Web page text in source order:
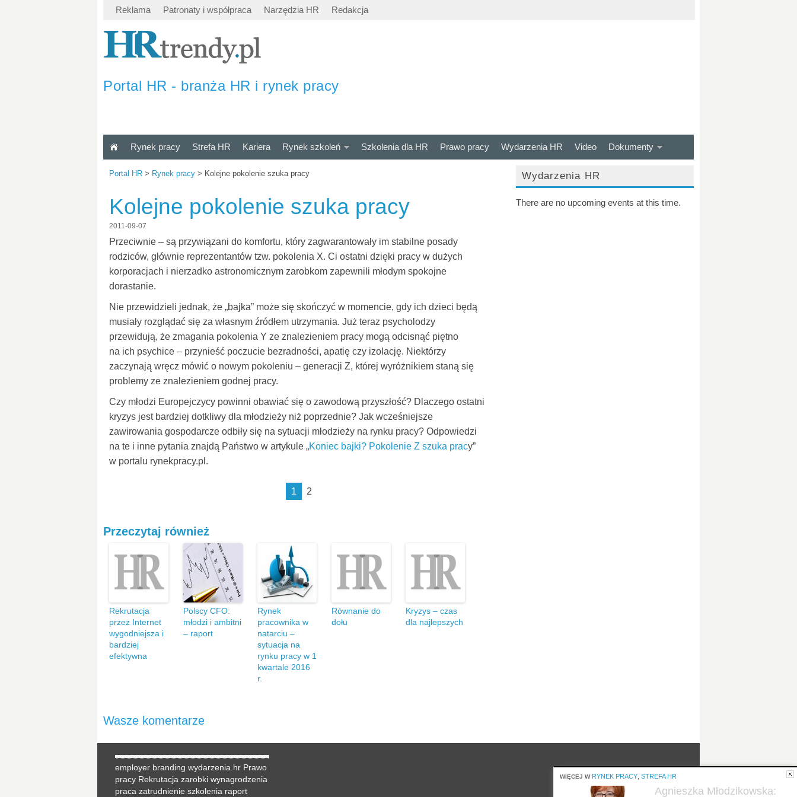
Reklama Patronaty i współpraca Narzędzia HR Redakcja
Portal HR - branża HR i rynek pracy
Rynek pracy Strefa HR Kariera Rynek szkoleń Szkolenia dla HR Prawo pracy Wydarzenia HR Video Dokumenty
Portal HR > Rynek pracy > Kolejne pokolenie szuka pracy
Kolejne pokolenie szuka pracy
2011-09-07
Przeciwnie – są przywiązani do komfortu, który zagwarantowały im stabilne posady
rodziców, głównie reprezentantów tzw. pokolenia X. Ci ostatni dzięki pracy w dużych
korporacjach i nierzadko astronomicznym zarobkom zapewnili młodym spokojne
dorastanie.
Nie przewidzieli jednak, że „bajka” może się skończyć w momencie, gdy ich dzieci będą
musiały rozglądać się za własnym źródłem utrzymania. Już teraz psycholodzy
przewidują, że zmagania pokolenia Y ze znalezieniem pracy mogą odcisnąć piętno
na ich psychice – przynieść poczucie bezradności, apatię czy izolację. Niektórzy
zaczynają wręcz mówić o nowym pokoleniu – generacji Z, której wyróżnikiem staną się
problemy ze znalezieniem godnej pracy.
Czy młodzi Europejczycy powinni obawiać się o zawodową przyszłość? Dlaczego ostatni
kryzys jest bardziej dotkliwy dla młodzieży niż poprzednie? Jak wcześniejsze
zawirowania gospodarcze odbiły się na sytuacji młodzieży na rynku pracy? Odpowiedzi
na te i inne pytania znajdą Państwo w artykule „Koniec bajki? Pokolenie Z szuka pracy”
w portalu rynekpracy.pl.
1 2
Przeczytaj również
Rekrutacja
przez Internet
wygodniejsza i
bardziej
efektywna
Polscy CFO:
młodzi i ambitni
– raport
Rynek
pracownika w
natarciu –
sytuacja na
rynku pracy w 1
kwartale 2016
r.
Równanie do
dołu
Kryzys – czas
dla najlepszych
Wasze komentarze
Wydarzenia HR
There are no upcoming events at this time.
employer branding wydarzenia hr Prawo
pracy Rekrutacja zarobki wynagrodzenia
praca zatrudnienie szkolenia raport
WIĘCEJ W RYNEK PRACY STREFA HR
Agnieszka Młodzikowska: